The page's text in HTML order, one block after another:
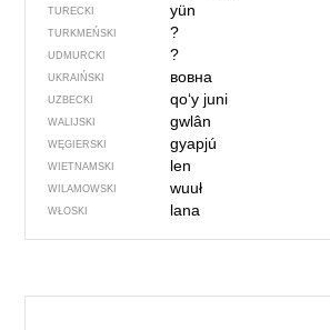
TURECKI yün
TURKMEŃSKI ?
UDMURCKI ?
UKRAIŃSKI вовна
UZBECKI qo‘y juni
WALIJSKI gwlân
WĘGIERSKI gyapjú
WIETNAMSKI len
WILAMOWSKI wuuł
WŁOSKI lana